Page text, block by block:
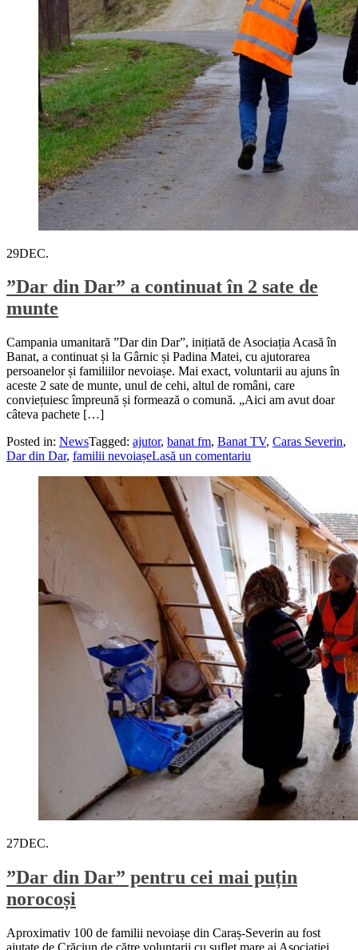
29DEC.
”Dar din Dar” a continuat în 2 sate de
munte
Campania umanitară ”Dar din Dar”, inițiată de Asociația Acasă în
Banat, a continuat și la Gârnic și Padina Matei, cu ajutorarea
persoanelor și familiilor nevoiașe. Mai exact, voluntarii au ajuns în
aceste 2 sate de munte, unul de cehi, altul de români, care
conviețuiesc împreună și formează o comună. „Aici am avut doar
câteva pachete […]
Posted in: NewsTagged: ajutor, banat fm, Banat TV, Caras Severin,
Dar din Dar, familii nevoiașeLasă un comentariu
27DEC.
”Dar din Dar” pentru cei mai puțin
norocoși
Aproximativ 100 de familii nevoiașe din Caraș-Severin au fost